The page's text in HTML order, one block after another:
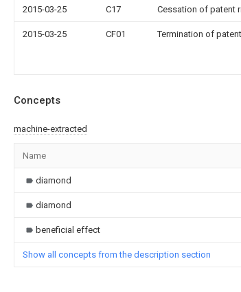
2015-03-25 C17 Cessation of patent
2015-03-25 CF01 Termination of
Concepts
machine-extracted
Name
diamond
diamond
beneficial effect
Show all concepts from the description section